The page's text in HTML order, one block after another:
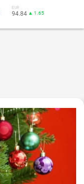
EUR
94.84 ▲ 1.65